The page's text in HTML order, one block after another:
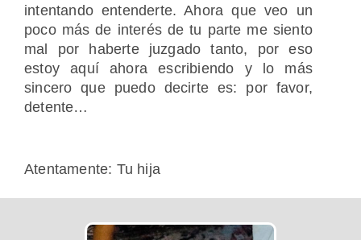
intentando entenderte. Ahora que veo un
poco más de interés de tu parte me siento
mal por haberte juzgado tanto, por eso
estoy aquí ahora escribiendo y lo más
sincero que puedo decirte es: por favor,
detente…
Atentamente: Tu hija